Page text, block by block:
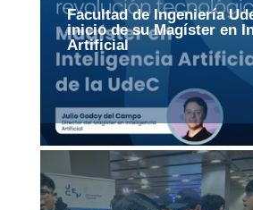
Facultad de Ingeniería
inicio de su Magíster en
Artificial